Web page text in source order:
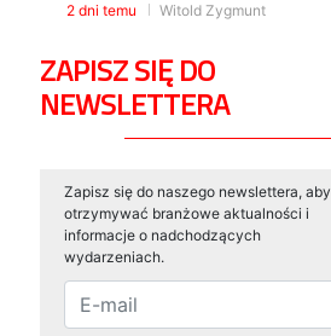
2 dni temu Witold Zygmunt
ZAPISZ SIĘ DO
NEWSLETTERA
Zapisz się do naszego newslettera, aby
otrzymywać branżowe aktualności i
informacje o nadchodzących
wydarzeniach.